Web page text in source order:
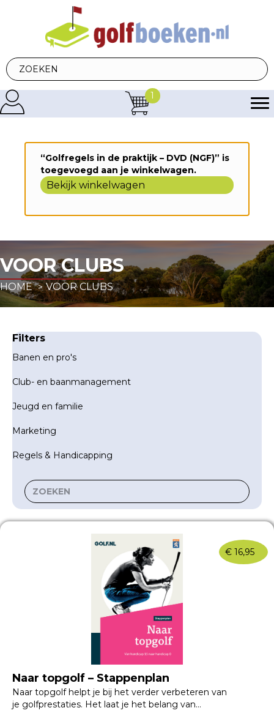
1
“Golfregels in de praktijk – DVD (NGF)” is
toegevoegd aan je winkelwagen.
Bekijk winkelwagen
VOOR CLUBS
HOME VOOR CLUBS
Filters
Banen en pro's
Club- en baanmanagement
Jeugd en familie
Marketing
Regels & Handicapping
€ 16,95
Naar topgolf – Stappenplan
Naar topgolf helpt je bij het verder verbeteren van
je golfprestaties. Het laat je het belang van…